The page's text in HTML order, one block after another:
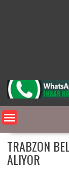
TRABZON
ALIYOR